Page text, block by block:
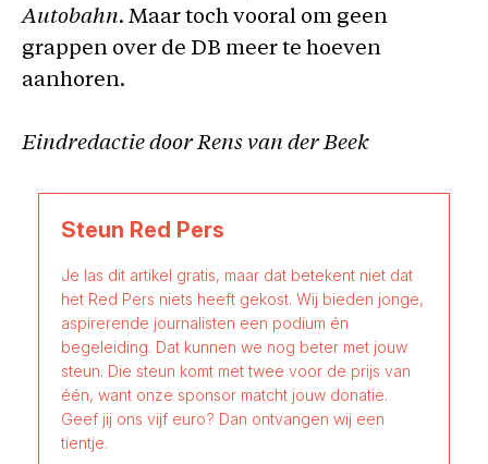
Autobahn. Maar toch vooral om geen
grappen over de DB meer te hoeven
aanhoren.
Eindredactie door Rens van der Beek
Steun Red Pers
Je las dit artikel gratis, maar dat betekent niet dat
het Red Pers niets heeft gekost. Wij bieden jonge,
aspirerende journalisten een podium én
begeleiding. Dat kunnen we nog beter met jouw
steun. Die steun komt met twee voor de prijs van
één, want onze sponsor matcht jouw donatie.
Geef jij ons vijf euro? Dan ontvangen wij een
tientje.